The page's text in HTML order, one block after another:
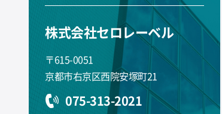
株式会社セロレーベル
〒615-0051
京都市右京区西院安塚町21
075-313-2021